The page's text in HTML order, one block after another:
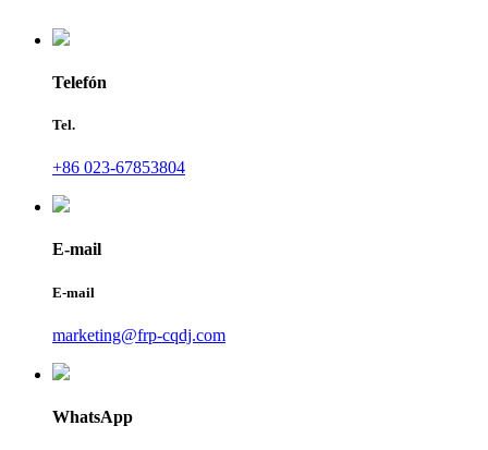
Telefón
Tel.
+86 023-67853804
E-mail
E-mail
marketing@frp-cqdj.com
WhatsApp